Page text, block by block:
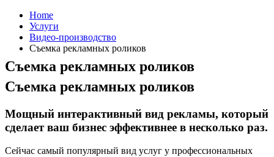
Home
Услуги
Видео-производство
Съемка рекламных роликов
Съемка рекламных роликов
Съемка рекламных роликов
Мощный интерактивный вид рекламы, который
сделает ваш бизнес эффективнее в несколько раз.
Сейчас самый популярный вид услуг у профессиональных